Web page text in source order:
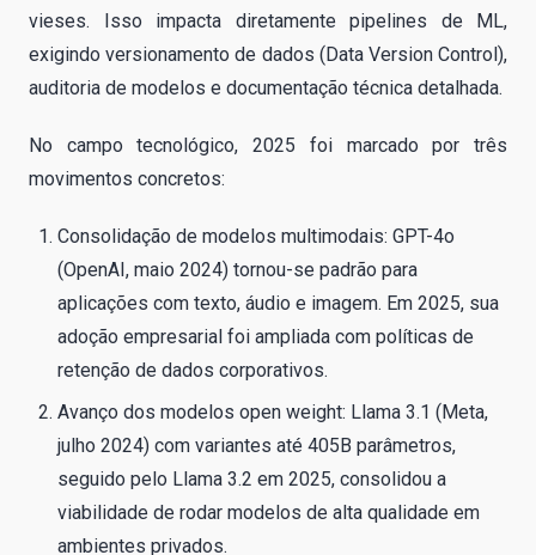
vieses. Isso impacta diretamente pipelines de ML,
exigindo versionamento de dados (Data Version Control),
auditoria de modelos e documentação técnica detalhada.
No campo tecnológico, 2025 foi marcado por três
movimentos concretos:
Consolidação de modelos multimodais: GPT-4o
(OpenAI, maio 2024) tornou-se padrão para
aplicações com texto, áudio e imagem. Em 2025, sua
adoção empresarial foi ampliada com políticas de
retenção de dados corporativos.
Avanço dos modelos open weight: Llama 3.1 (Meta,
julho 2024) com variantes até 405B parâmetros,
seguido pelo Llama 3.2 em 2025, consolidou a
viabilidade de rodar modelos de alta qualidade em
ambientes privados.